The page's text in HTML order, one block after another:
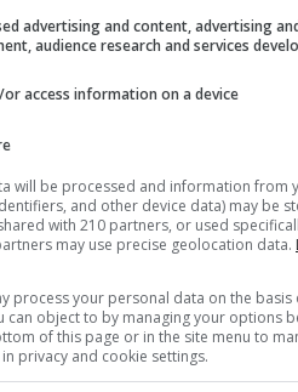
alinhem com os valores da
A capacidade de
A disposição para aprender
é importante que os
a missão de abastecer os
advertising and content, advertising
audience research and services
access information on a device
will be processed and information from
and other device data) may be
with 210 partners, or used
may use precise geolocation data.
process your personal data on the basis
can object to by managing your options
of this page or in the site menu to
privacy and cookie settings.